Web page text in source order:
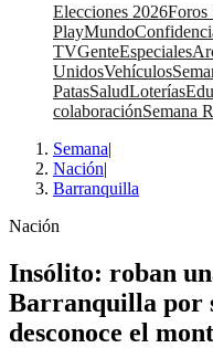
Elecciones 2026Foros
PlayMundo
TVGenteEspeciales
UnidosVehículos
PatasSaludLoterías
colaboraciónSemana
Semana|
Nación|
Barranquilla
Nación
Insólito: roban
Barranquilla por
desconoce el